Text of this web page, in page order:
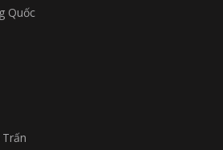
Quốc